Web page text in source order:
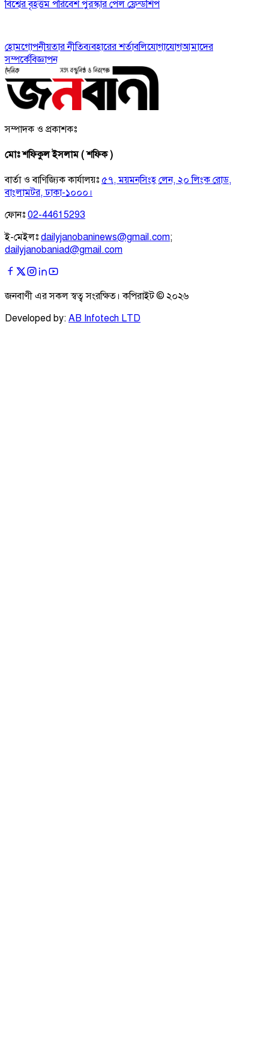
বিশ্বের বৃহত্তম পরিবেশ পুরস্কার পেল ফ্রেন্ডশিপ
হোমগোপনীয়তার নীতিব্যবহারের শর্তাবলিযোগাযোগআমাদের
সম্পর্কেবিজ্ঞাপন
সম্পাদক ও প্রকাশকঃ
মোঃ শফিকুল ইসলাম ( শফিক )
বার্তা ও বাণিজ্যিক কার্যালয়ঃ ৫৭, ময়মনসিংহ লেন, ২০ লিংক রোড,
বাংলামটর, ঢাকা-১০০০।
ফোনঃ 02-44615293
ই-মেইলঃ dailyjanobaninews@gmail.com;
dailyjanobaniad@gmail.com
জনবাণী এর সকল স্বত্ব সংরক্ষিত। কপিরাইট © ২০২৬
Developed by: AB Infotech LTD